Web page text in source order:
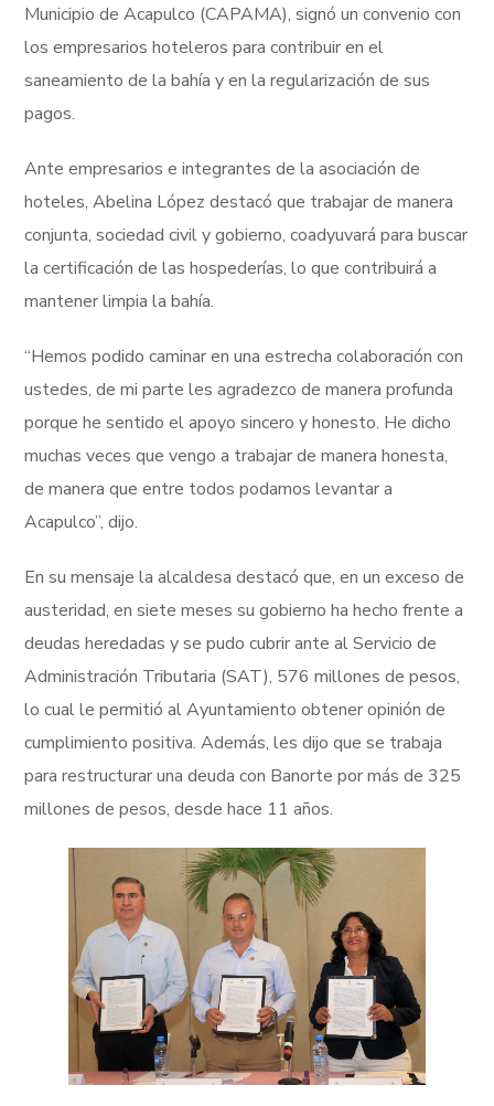
Municipio de Acapulco (CAPAMA), signó un convenio con
los empresarios hoteleros para contribuir en el
saneamiento de la bahía y en la regularización de sus
pagos.
Ante empresarios e integrantes de la asociación de
hoteles, Abelina López destacó que trabajar de manera
conjunta, sociedad civil y gobierno, coadyuvará para buscar
la certificación de las hospederías, lo que contribuirá a
mantener limpia la bahía.
“Hemos podido caminar en una estrecha colaboración con
ustedes, de mi parte les agradezco de manera profunda
porque he sentido el apoyo sincero y honesto. He dicho
muchas veces que vengo a trabajar de manera honesta,
de manera que entre todos podamos levantar a
Acapulco”, dijo.
En su mensaje la alcaldesa destacó que, en un exceso de
austeridad, en siete meses su gobierno ha hecho frente a
deudas heredadas y se pudo cubrir ante al Servicio de
Administración Tributaria (SAT), 576 millones de pesos,
lo cual le permitió al Ayuntamiento obtener opinión de
cumplimiento positiva. Además, les dijo que se trabaja
para restructurar una deuda con Banorte por más de 325
millones de pesos, desde hace 11 años.